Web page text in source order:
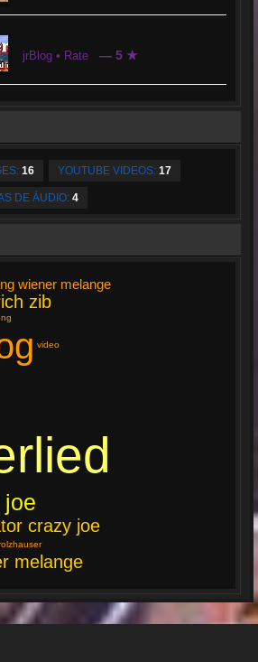
jrBlog • Rate — 5 ★
16 YOUTUBE VIDEOS: 17
DE ÁUDIO: 4
joe
crazy joe
zib
melange
wiener melange
video